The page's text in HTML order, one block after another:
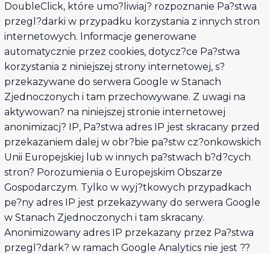
DoubleClick, które umo?liwiaj? rozpoznanie Pa?stwa
przegl?darki w przypadku korzystania z innych stron
internetowych. Informacje generowane
automatycznie przez cookies, dotycz?ce Pa?stwa
korzystania z niniejszej strony internetowej, s?
przekazywane do serwera Google w Stanach
Zjednoczonych i tam przechowywane. Z uwagi na
aktywowan? na niniejszej stronie internetowej
anonimizacj? IP, Pa?stwa adres IP jest skracany przed
przekazaniem dalej w obr?bie pa?stw cz?onkowskich
Unii Europejskiej lub w innych pa?stwach b?d?cych
stron? Porozumienia o Europejskim Obszarze
Gospodarczym. Tylko w wyj?tkowych przypadkach
pe?ny adres IP jest przekazywany do serwera Google
w Stanach Zjednoczonych i tam skracany.
Anonimizowany adres IP przekazany przez Pa?stwa
przegl?dark? w ramach Google Analytics nie jest ??